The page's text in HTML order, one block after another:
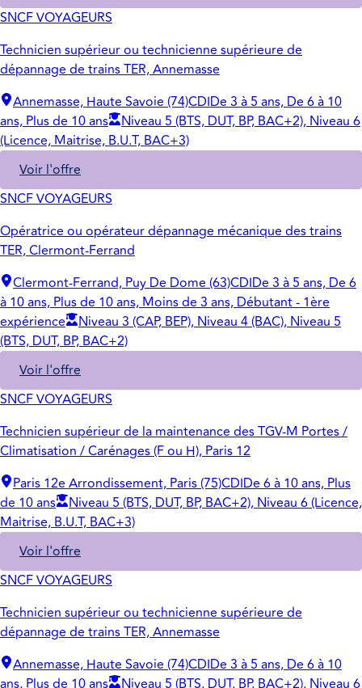
SNCF VOYAGEURS
Technicien supérieur ou technicienne supérieure de
dépannage de trains TER, Annemasse
Annemasse, Haute Savoie (74)CDIDe 3 à 5 ans, De 6 à 10
ans, Plus de 10 ans
Niveau 5 (BTS, DUT, BP, BAC+2), Niveau 6
(Licence, Maitrise, B.U.T, BAC+3)
Voir l'offre
SNCF VOYAGEURS
Opératrice ou opérateur dépannage mécanique des trains
TER, Clermont-Ferrand
Clermont-Ferrand, Puy De Dome (63)CDIDe 3 à 5 ans, De 6
à 10 ans, Plus de 10 ans, Moins de 3 ans, Débutant - 1ère
expérience
Niveau 3 (CAP, BEP), Niveau 4 (BAC), Niveau 5
(BTS, DUT, BP, BAC+2)
Voir l'offre
SNCF VOYAGEURS
Technicien supérieur de la maintenance des TGV-M Portes /
Climatisation / Carénages (F ou H), Paris 12
Paris 12e Arrondissement, Paris (75)CDIDe 6 à 10 ans, Plus
de 10 ans
Niveau 5 (BTS, DUT, BP, BAC+2), Niveau 6 (Licence,
Maitrise, B.U.T, BAC+3)
Voir l'offre
SNCF VOYAGEURS
Technicien supérieur ou technicienne supérieure de
dépannage de trains TER, Annemasse
Annemasse, Haute Savoie (74)CDIDe 3 à 5 ans, De 6 à 10